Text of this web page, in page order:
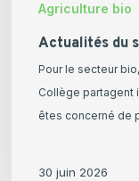
Agriculture bio
Actualités du
Pour le secteur
Collège partagent
êtes concerné de
30 juin 2026